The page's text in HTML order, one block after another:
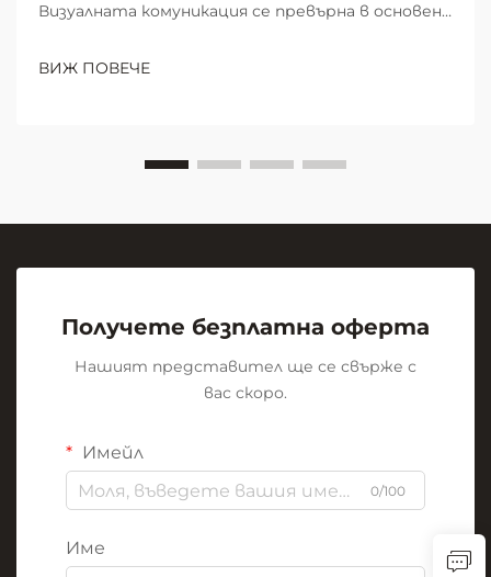
Визуалната комуникация се превърна в основен
образователни среди. В центъра на тази
ВИЖ ПОВЕЧЕ
Получете безплатна оферта
Нашият представител ще се свърже с
вас скоро.
Имейл
0/100
Име